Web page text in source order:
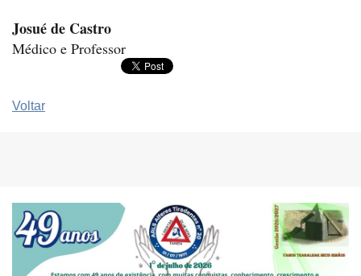
Josué de Castro
Médico e Professor
Voltar